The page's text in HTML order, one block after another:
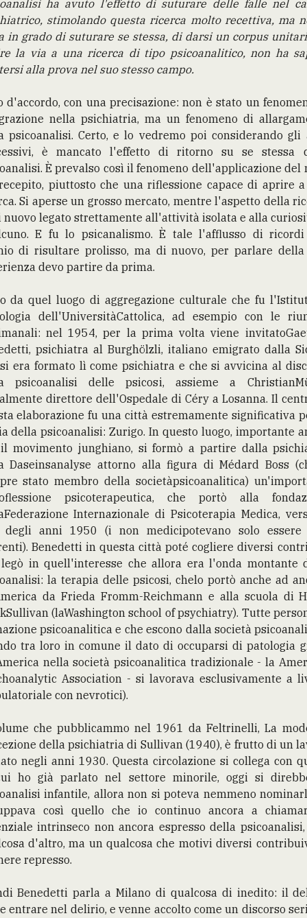
ha avuto l'effetto di suturare delle falle nel
stimolando questa ricerca molto recettiva, ma
in grado di suturare se stessa, di darsi un corpus
la via a una ricerca di tipo psicoanalitico, non ha
alla prova nel suo stesso campo.
d'accordo, con una precisazione: non è stato un
nella psichiatria, ma un fenomeno di
psicoanalisi. Certo, e lo vedremo poi considerando gli
è mancato l'effetto di ritorno su se stessa
È prevalso così il fenomeno dell'applicazione del
piuttosto che una riflessione capace di aprire
Si aperse un grosso mercato, mentre l'aspetto della
nuovo legato strettamente all'attività isolata e alla
E fu lo psicanalismo. È tale l'afflusso di
di risultare prolisso, ma di nuovo, per parlare
devo partire da prima.
da quel luogo di aggregazione culturale che fu
dell'UniversitàCattolica, ad esempio con le
nel 1954, per la prima volta viene
psichiatra al Burghölzli, italiano emigrato dalla
era formato lì come psichiatra e che si avvicina al
psicoanalisi delle psicosi, assieme a
direttore dell'Ospedale di Céry a Losanna. Il
elaborazione fu una città estremamente significativa
della psicoanalisi: Zurigo. In questo luogo, importante
movimento junghiano, si formò a partire dalla
Daseinsanalyse attorno alla figura di Médard Boss
stato membro della societàpsicoanalitica)
psicoterapeutica, che portò alla
Internazionale di Psicoterapia Medica,
degli anni 1950 (i non medicipotevano solo essere
Benedetti in questa città poté cogliere diversi
in quell'interesse che allora era l'onda montante
la terapia delle psicosi, chelo portò anche ad
da Frieda Fromm-Reichmann e alla scuola di
(laWashington school of psychiatry). Tutte
psicoanalitica e che escono dalla società
tra loro in comune il dato di occuparsi di patologia
nella società psicoanalitica tradizionale - la
Association - si lavorava esclusivamente a
con nevrotici).
che pubblicammo nel 1961 da Feltrinelli, La
della psichiatria di Sullivan (1940), è frutto di un
negli anni 1930. Questa circolazione si collega con
ho già parlato nel settore minorile, oggi si
infantile, allora non si poteva nemmeno
così quello che io continuo ancora a
intrinseco non ancora espresso della
d'altro, ma un qualcosa che motivi diversi
represso.
Benedetti parla a Milano di qualcosa di inedito: il
entrare nel delirio, e venne accolto come un discorso